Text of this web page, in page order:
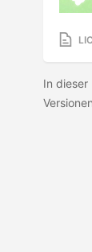
In dieser